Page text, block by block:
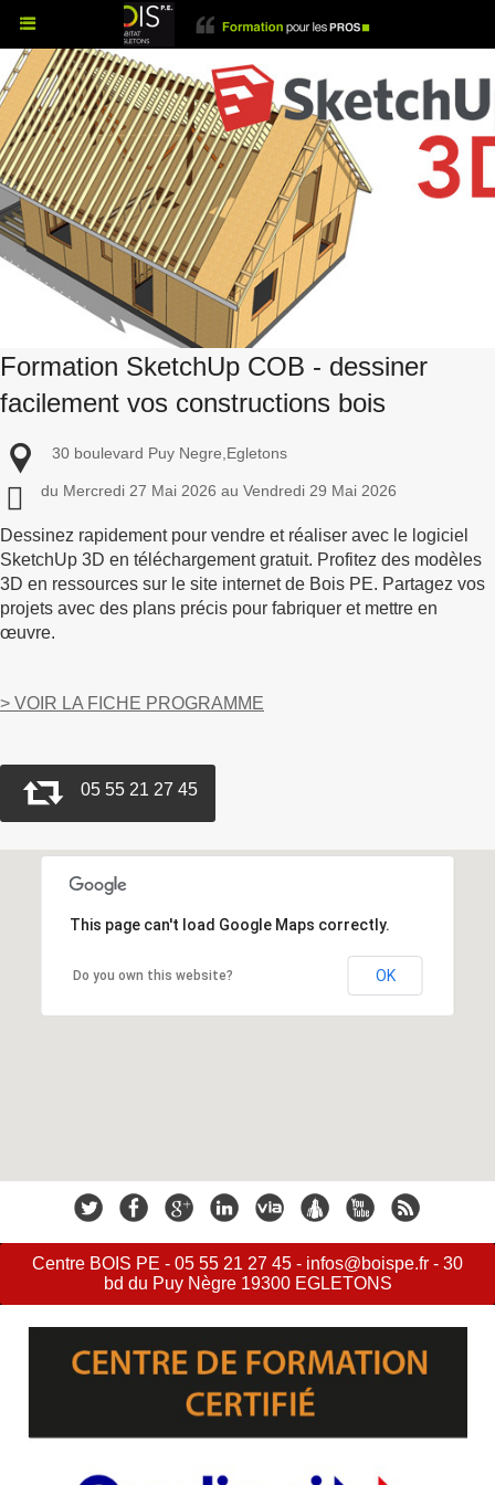
Formation SketchUp COB - dessiner
facilement vos constructions bois
30 boulevard Puy Negre,Egletons
du Mercredi 27 Mai 2026 au Vendredi 29 Mai 2026
Dessinez rapidement pour vendre et réaliser avec le logiciel
SketchUp 3D en téléchargement gratuit. Profitez des modèles
3D en ressources sur le site internet de Bois PE. Partagez vos
projets avec des plans précis pour fabriquer et mettre en
œuvre.
> VOIR LA FICHE PROGRAMME
05 55 21 27 45
This page can't load Google Maps correctly.
Do you own this website? OK
Centre BOIS PE - 05 55 21 27 45 - infos@boispe.fr - 30
bd du Puy Nègre 19300 EGLETONS